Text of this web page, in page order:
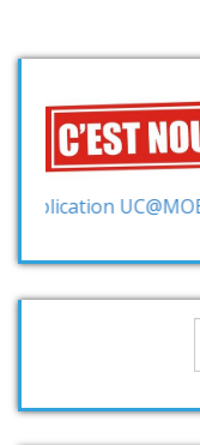
UC@MOBILE